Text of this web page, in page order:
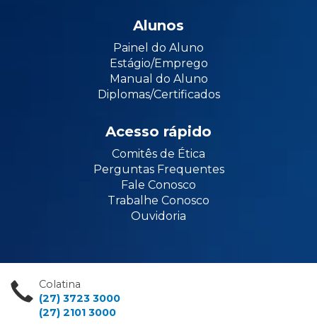
Alunos
Painel do Aluno
Estágio/Emprego
Manual do Aluno
Diplomas/Certificados
Acesso rápido
Comitês de Ética
Perguntas Frequentes
Fale Conosco
Trabalhe Conosco
Ouvidoria
Colatina
(27) 3723 3000
(27) 2101 3000